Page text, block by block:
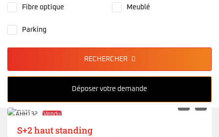
Fibre optique Meublé
Parking
RECHERCHER
Déposer votre demande
AHH132 Vendu
S+2 haut standing